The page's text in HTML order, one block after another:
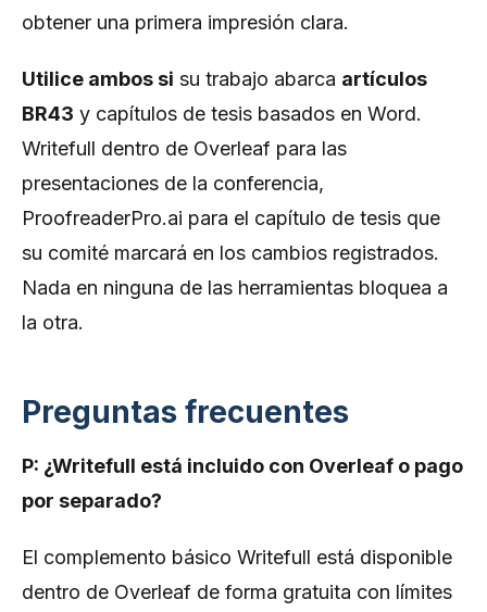
obtener una primera impresión clara.
Utilice ambos si su trabajo abarca artículos
BR43 y capítulos de tesis basados ​​en Word.
Writefull dentro de Overleaf para las
presentaciones de la conferencia,
ProofreaderPro.ai para el capítulo de tesis que
su comité marcará en los cambios registrados.
Nada en ninguna de las herramientas bloquea a
la otra.
Preguntas frecuentes
P: ¿Writefull está incluido con Overleaf o pago
por separado?
El complemento básico Writefull está disponible
dentro de Overleaf de forma gratuita con límites